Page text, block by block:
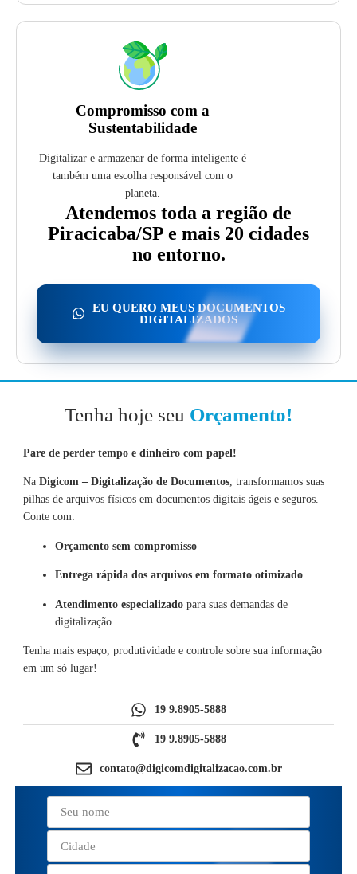
Compromisso com a
Sustentabilidade
Digitalizar e armazenar de forma inteligente é
também uma escolha responsável com o
planeta.
Atendemos toda a região de
Piracicaba/SP e mais 20 cidades
no entorno.
EU QUERO MEUS DOCUMENTOS
DIGITALIZADOS
Tenha hoje seu Orçamento!
Pare de perder tempo e dinheiro com papel!
Na Digicom – Digitalização de Documentos, transformamos suas
pilhas de arquivos físicos em documentos digitais ágeis e seguros.
Conte com:
Orçamento sem compromisso
Entrega rápida dos arquivos em formato otimizado
Atendimento especializadopara suas demandas de
digitalização
Tenha mais espaço, produtividade e controle sobre sua informação
em um só lugar!
19 9.8905-5888
19 9.8905-5888
contato@digicomdigitalizacao.com.br